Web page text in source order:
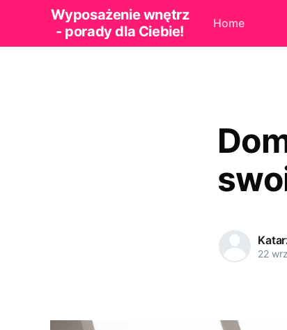
Wyposażenie wnętrz
- porady dla Ciebie!
Home
22